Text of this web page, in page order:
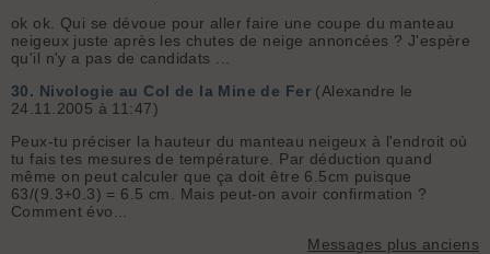
ok ok. Qui se dévoue pour aller faire une coupe du manteau
neigeux juste après les chutes de neige annoncées ? J'espère
qu'il n'y a pas de candidats ...
30. Nivologie au Col de la Mine de Fer(Alexandre le
24.11.2005 à 11:47)
Peux-tu préciser la hauteur du manteau neigeux à l'endroit où
tu fais tes mesures de température. Par déduction quand
même on peut calculer que ça doit être 6.5cm puisque
63/(9.3+0.3) = 6.5 cm. Mais peut-on avoir confirmation ?
Comment évo...
Messages plus anciens